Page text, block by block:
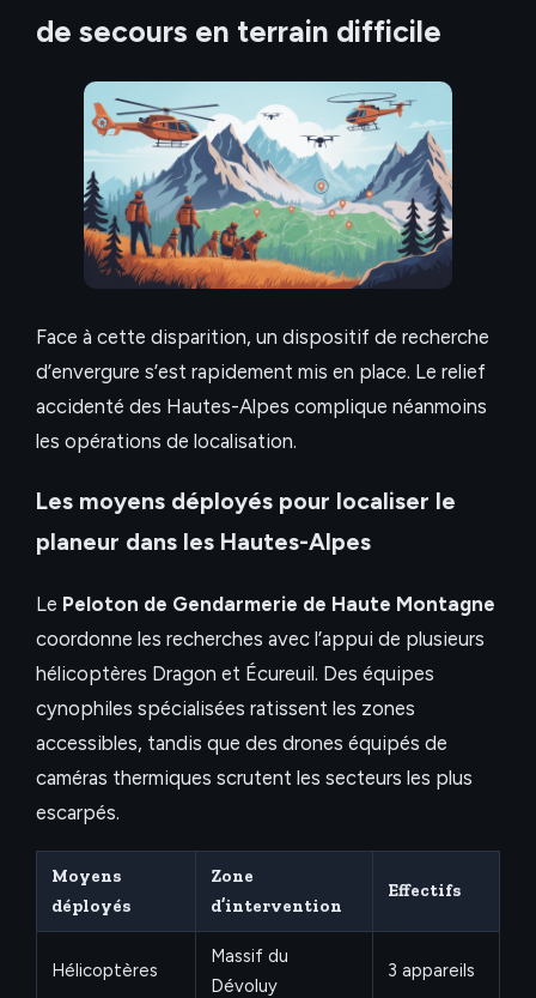
de secours en terrain difficile
Face à cette disparition, un dispositif de recherche
d’envergure s’est rapidement mis en place. Le relief
accidenté des Hautes-Alpes complique néanmoins
les opérations de localisation.
Les moyens déployés pour localiser le
planeur dans les Hautes-Alpes
Le Peloton de Gendarmerie de Haute Montagne
coordonne les recherches avec l’appui de plusieurs
hélicoptères Dragon et Écureuil. Des équipes
cynophiles spécialisées ratissent les zones
accessibles, tandis que des drones équipés de
caméras thermiques scrutent les secteurs les plus
escarpés.
Moyens
déployés
Zone
d’intervention
Effectifs
Hélicoptères
Massif du
Dévoluy
3 appareils